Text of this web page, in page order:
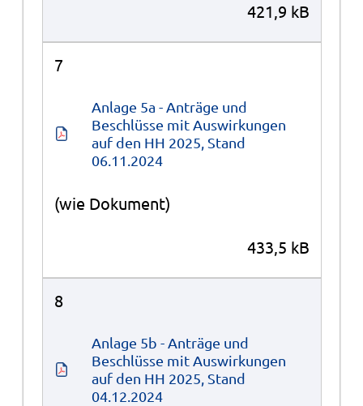
421,9 kB
7
Anlage 5a - Anträge und
Beschlüsse mit Auswirkungen
auf den HH 2025, Stand
06.11.2024
(wie Dokument)
433,5 kB
8
Anlage 5b - Anträge und
Beschlüsse mit Auswirkungen
auf den HH 2025, Stand
04.12.2024